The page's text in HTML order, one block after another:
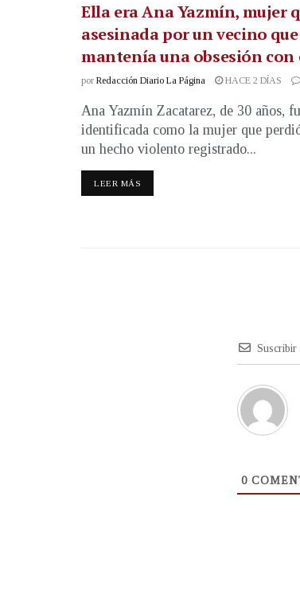
Ella era Ana Yazmín, mujer
asesinada por un vecino que
mantenía una obsesión con
por Redacción Diario La Página HACE 2 DÍAS
Ana Yazmín Zacatarez, de 30 años,
identificada como la mujer que
un hecho violento registrado...
LEER MÁS
Suscribir
0